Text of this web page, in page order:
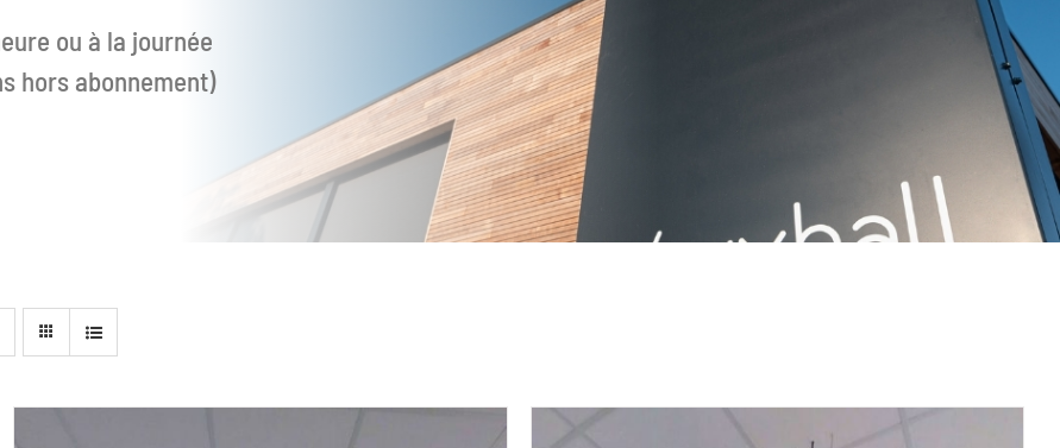
ou à la journée
hors abonnement)